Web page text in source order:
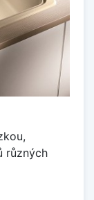
různých